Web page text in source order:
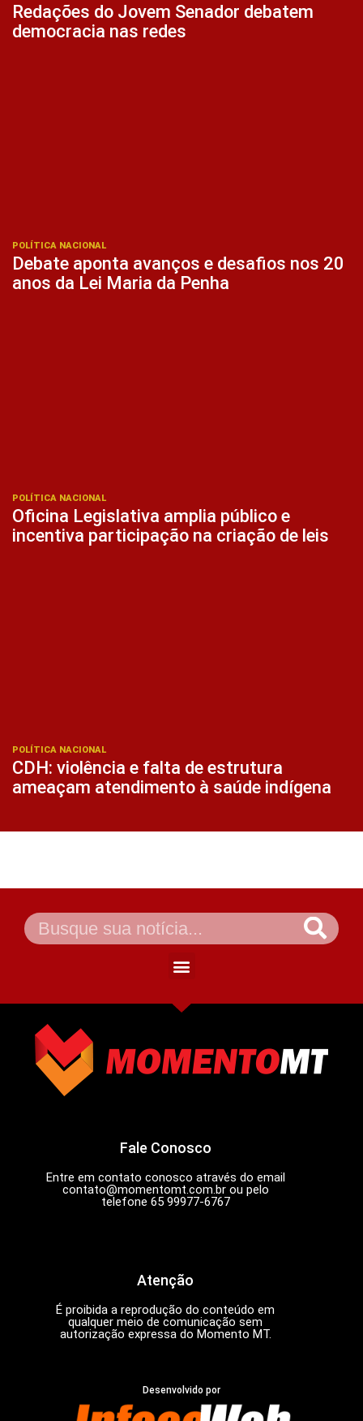
Redações do Jovem Senador debatem
democracia nas redes
POLÍTICA NACIONAL
Debate aponta avanços e desafios nos 20
anos da Lei Maria da Penha
POLÍTICA NACIONAL
Oficina Legislativa amplia público e
incentiva participação na criação de leis
POLÍTICA NACIONAL
CDH: violência e falta de estrutura
ameaçam atendimento à saúde indígena
Fale Conosco
Entre em contato conosco através do email
contato@momentomt.com.brou pelo
telefone 65 99977-6767
Atenção
É proibida a reprodução do conteúdo em
qualquer meio de comunicação sem
autorização expressa do Momento MT.
Desenvolvido por